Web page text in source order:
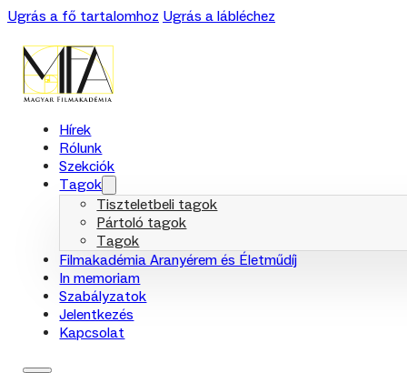
Ugrás a fő tartalomhoz Ugrás a lábléchez
Hírek
Rólunk
Szekciók
Tagok
Tiszteletbeli tagok
Pártoló tagok
Tagok
Filmakadémia Aranyérem és Életműdíj
In memoriam
Szabályzatok
Jelentkezés
Kapcsolat